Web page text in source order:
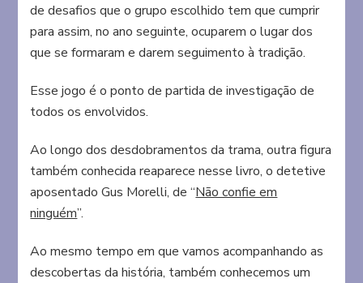
de desafios que o grupo escolhido tem que cumprir
para assim, no ano seguinte, ocuparem o lugar dos
que se formaram e darem seguimento à tradição.
Esse jogo é o ponto de partida de investigação de
todos os envolvidos.
Ao longo dos desdobramentos da trama, outra figura
também conhecida reaparece nesse livro, o detetive
aposentado Gus Morelli, de “Não confie em
ninguém”.
Ao mesmo tempo em que vamos acompanhando as
descobertas da história, também conhecemos um